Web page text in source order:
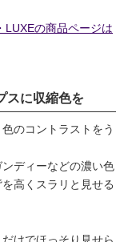
LUXEの商品ページは
スに収縮色を
のコントラストをう
ディーなどの濃い色
高くスラリと見せる